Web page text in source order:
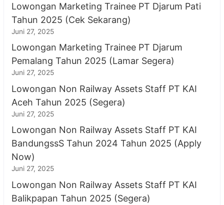
Lowongan Marketing Trainee PT Djarum Pati
Tahun 2025 (Cek Sekarang)
Juni 27, 2025
Lowongan Marketing Trainee PT Djarum
Pemalang Tahun 2025 (Lamar Segera)
Juni 27, 2025
Lowongan Non Railway Assets Staff PT KAI
Aceh Tahun 2025 (Segera)
Juni 27, 2025
Lowongan Non Railway Assets Staff PT KAI
BandungssS Tahun 2024 Tahun 2025 (Apply
Now)
Juni 27, 2025
Lowongan Non Railway Assets Staff PT KAI
Balikpapan Tahun 2025 (Segera)